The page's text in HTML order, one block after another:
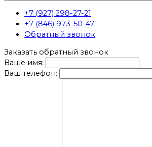
+7 (927) 298-27-21
+7 (846) 973-50-47
Обратный звонок
Заказать обратный звонок
Ваше имя:
Ваш телефон: